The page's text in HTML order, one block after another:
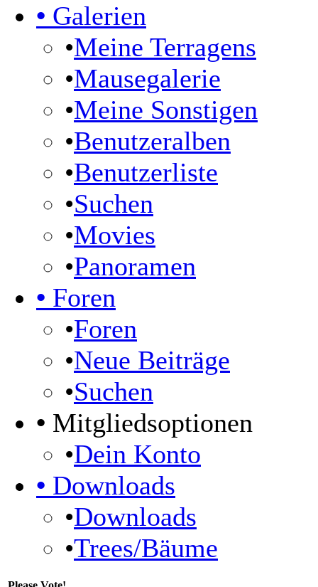
• Galerien
•Meine Terragens
•Mausegalerie
•Meine Sonstigen
•Benutzeralben
•Benutzerliste
•Suchen
•Movies
•Panoramen
• Foren
•Foren
•Neue Beiträge
•Suchen
• Mitgliedsoptionen
•Dein Konto
• Downloads
•Downloads
•Trees/Bäume